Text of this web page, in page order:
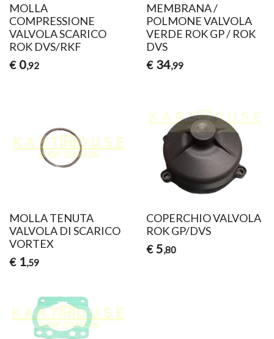
MOLLA
COMPRESSIONE
VALVOLA SCARICO
ROK DVS/RKF
€ 0,92
MEMBRANA /
POLMONE VALVOLA
VERDE ROK GP / ROK
DVS
€ 34,99
MOLLA TENUTA
VALVOLA DI SCARICO
VORTEX
€ 1,59
COPERCHIO VALVOLA
ROK GP/DVS
€ 5,80